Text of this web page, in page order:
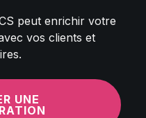
peut enrichir votre
vos clients et
UNE